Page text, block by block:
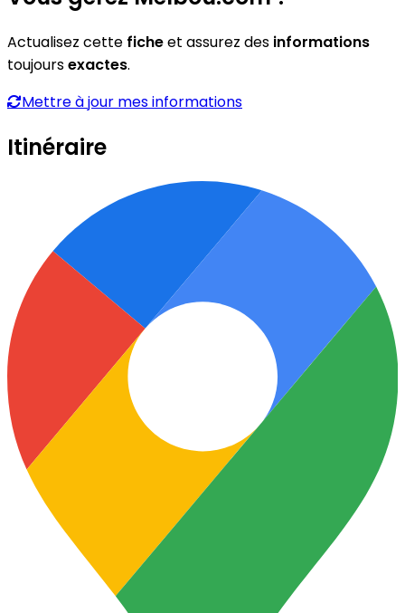
Actualisez cette ficheet assurez des informations
toujoursexactes.
Mettre à jour mes informations
Itinéraire